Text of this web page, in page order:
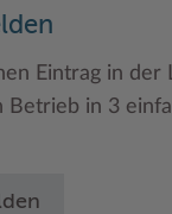
Eintrag in der
Betrieb in 3